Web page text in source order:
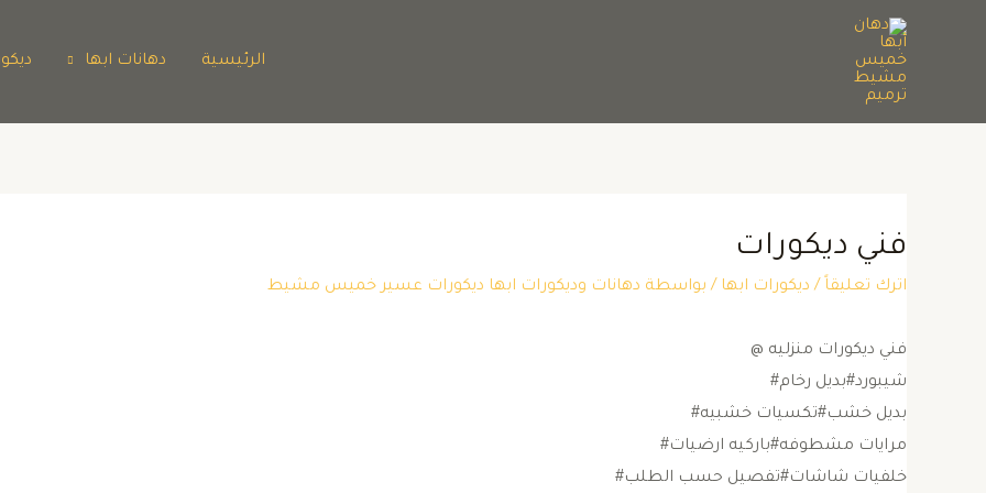
الرئيسية دهانات ابها
فني ديكورات
اترك تعليقاً / ديكورات ابها / بواسطة دهانات وديكورات ابها ديكورات عسير خميس مشيط
فني ديكورات منزليه @
شيبورد#بديل رخام#
بديل خشب#تكسيات خشبيه#
مرايات مشطوفه#باركيه ارضيات#
خلفيات شاشات#تفصيل حسب الطلب#